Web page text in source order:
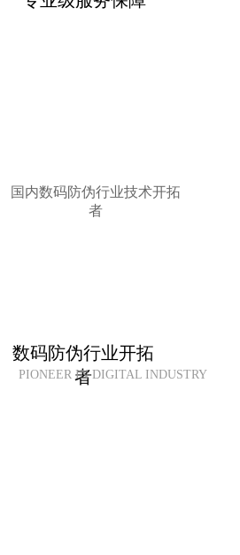
国内数码防伪行业技术开拓
者
数码防伪行业开拓
者
PIONEER IN DIGITAL INDUSTRY